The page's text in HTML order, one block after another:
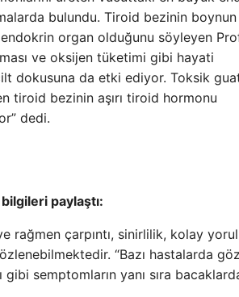
bulundu. Tiroid bezinin
organ olduğunu söyleyen
ve oksijen tüketimi gibi hayati
dokusuna da etki ediyor. Toksik
tiroid bezinin aşırı tiroid hormonu
dedi.
paylaştı:
rağmen çarpıntı, sinirlilik, kolay
“Bazı hastalarda göz
gibi semptomların yanı sıra